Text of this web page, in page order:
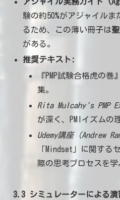
験の約50%がアジャイル
るため、この薄い冊子は
がある。
推奨テキスト:
『PMP試験合格虎の
集。
Rita Mulcahy's PMP
が深く、PMIイズムの
Udemy講座 (Andrew
「Mindset」に関する
際の思考プロセスを学
3.3 シミュレーターによる演